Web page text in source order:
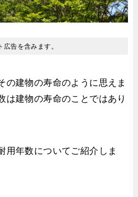
告を含みます。
の建物の寿命のように思えま
は建物の寿命のことではあり
用年数についてご紹介しま